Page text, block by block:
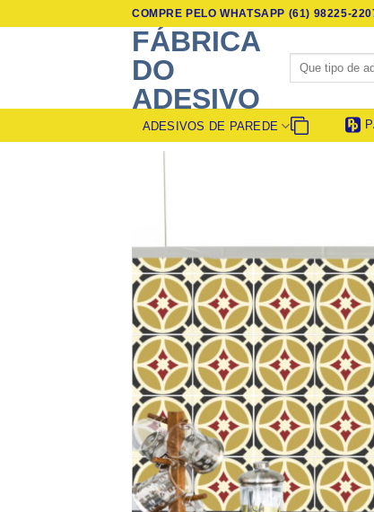
COMPRE PELO WHATSAPP (61) 98225-
FÁBRICA
DO
ADESIVO
Pesquisar
por:
ADESIVOS DE PAREDE